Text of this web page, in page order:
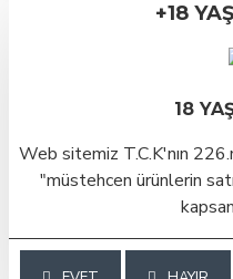
+18
18
Web sitemiz T.C.K'nın
"müstehcen ürünlerin